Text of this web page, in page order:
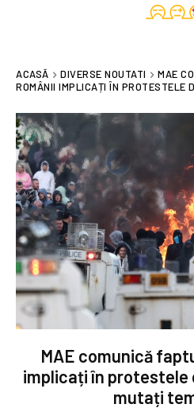
ACASĂ DIVERSE NOUTATI
MAE
ROMÂNII IMPLICAȚI ÎN PROTESTELE
MAE comunică
implicați în protestele
mutați